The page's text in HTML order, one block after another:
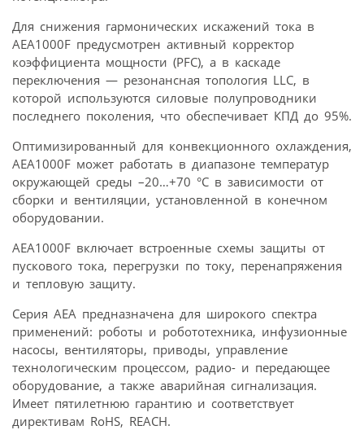
Для снижения гармонических искажений тока в
AEA1000F предусмотрен активный корректор
коэффициента мощности (PFC), а в каскаде
переключения — резонансная топология LLC, в
которой используются силовые полупроводники
последнего поколения, что обеспечивает КПД до 95%.
Оптимизированный для конвекционного охлаждения,
AEA1000F может работать в диапазоне температур
окружающей среды –20…+70 °C в зависимости от
сборки и вентиляции, установленной в конечном
оборудовании.
AEA1000F включает встроенные схемы защиты от
пускового тока, перегрузки по току, перенапряжения
и тепловую защиту.
Серия AEA предназначена для широкого спектра
применений: роботы и робототехника, инфузионные
насосы, вентиляторы, приводы, управление
технологическим процессом, радио- и передающее
оборудование, а также аварийная сигнализация.
Имеет пятилетнюю гарантию и соответствует
директивам RoHS, REACH.